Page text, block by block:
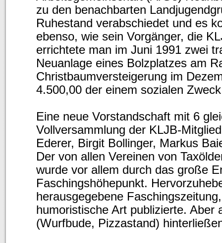
zu den benachbarten
Ruhestand verabschiedet und es
ebenso, wie sein Vorgänger, die
errichtete man im Juni 1991 zwei
Neuanlage eines Bolzplatzes am
Christbaumversteigerung im
4.500,00 der einem sozialen
Eine neue Vorstandschaft mit 6
Vollversammlung der KLJB-
Ederer, Birgit Bollinger, Markus
Der von allen Vereinen von
wurde vor allem durch das große
Faschingshöhepunkt.
herausgegebene
humoristische Art publizierte. Aber
(Wurfbude, Pizzastand)